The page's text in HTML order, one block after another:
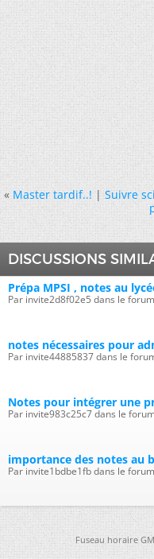
« Master tardif..!|Suivre
DISCUSSIONS
Prépa MPSI , notes au
Par invite2d8f02e5 dans le
notes nécessaires pour
Par invite44885837 dans le
Notes pour intégrer une
Par invite983c25c7 dans le
importance des notes au
Par invite1bdbe1fb dans le
Fuseau horaire